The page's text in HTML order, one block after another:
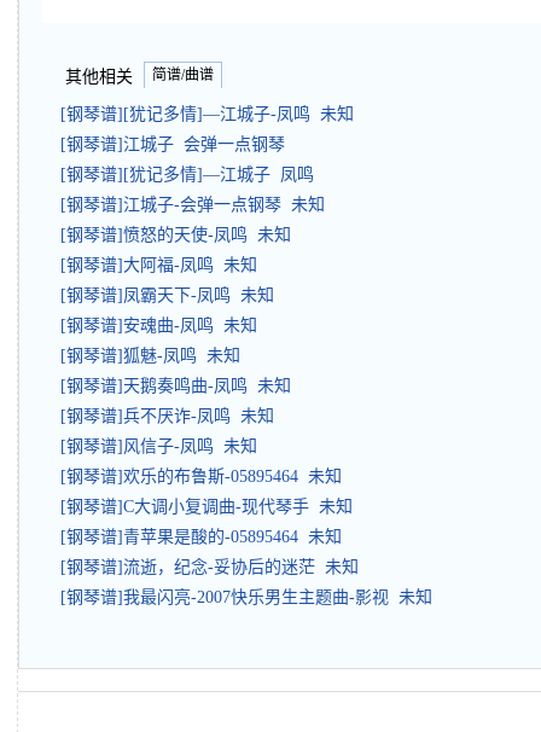
其他相关 简谱/曲谱
[钢琴谱][犹记多情]—江城子-凤鸣 未知
[钢琴谱]江城子 会弹一点钢琴
[钢琴谱][犹记多情]—江城子 凤鸣
[钢琴谱]江城子-会弹一点钢琴 未知
[钢琴谱]愤怒的天使-凤鸣 未知
[钢琴谱]大阿福-凤鸣 未知
[钢琴谱]凤霸天下-凤鸣 未知
[钢琴谱]安魂曲-凤鸣 未知
[钢琴谱]狐魅-凤鸣 未知
[钢琴谱]天鹅奏鸣曲-凤鸣 未知
[钢琴谱]兵不厌诈-凤鸣 未知
[钢琴谱]风信子-凤鸣 未知
[钢琴谱]欢乐的布鲁斯-05895464 未知
[钢琴谱]C大调小复调曲-现代琴手 未知
[钢琴谱]青苹果是酸的-05895464 未知
[钢琴谱]流逝，纪念-妥协后的迷茫 未知
[钢琴谱]我最闪亮-2007快乐男生主题曲-影视 未知